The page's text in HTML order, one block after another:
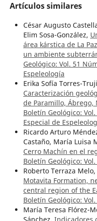
Artículos similares
César Augusto
Elim Sosa-González,
área kárstica de La
un ambiente
Geológico: Vol. 51
Espeleología
Erika Sofía Torres-
Caracterización
de Paramillo, Ábrego,
Boletín Geológico:
Especial de
Ricardo Arturo
Castaño, María Luisa
Cerro Machín en el
Boletín Geológico:
Roberto Terraza
Motavita Formation,
central region of the
Boletín Geológico:
María Teresa Flórez-